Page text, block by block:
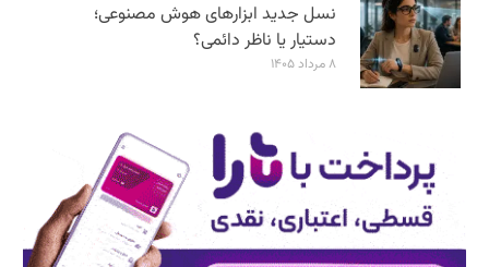
نسل جدید ابزارهای هوش مصنوعی؛
دستیار یا ناظر دائمی؟
۸ مرداد ۱۴۰۵